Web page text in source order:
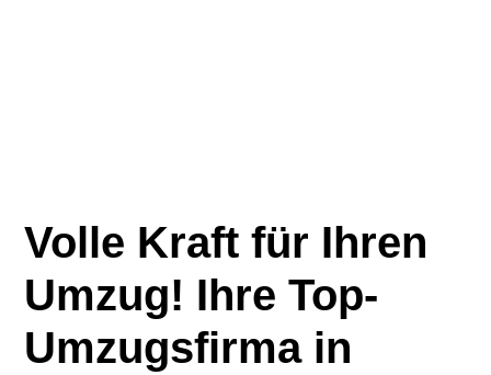
Volle Kraft für Ihren
Umzug! Ihre Top-
Umzugsfirma in